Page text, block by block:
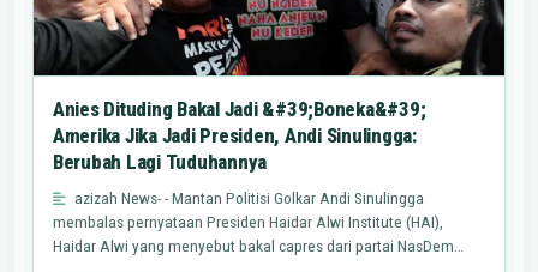
Anies Dituding Bakal Jadi &#39;Boneka&#39;
Amerika Jika Jadi Presiden, Andi Sinulingga:
Berubah Lagi Tuduhannya
azizah News- - Mantan Politisi Golkar Andi Sinulingga
membalas pernyataan Presiden Haidar Alwi Institute (HAI),
Haidar Alwi yang menyebut bakal capres dari partai NasDem